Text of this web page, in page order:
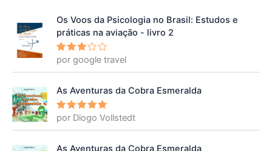
Os Voos da Psicologia no Brasil: Estudos e
práticas na aviação - livro 2
Avalia
ção3
por google travel
As Aventuras da Cobra Esmeralda
Avaliação
5
por Diogo Vollstedt
As Aventuras da Cobra Esmeralda